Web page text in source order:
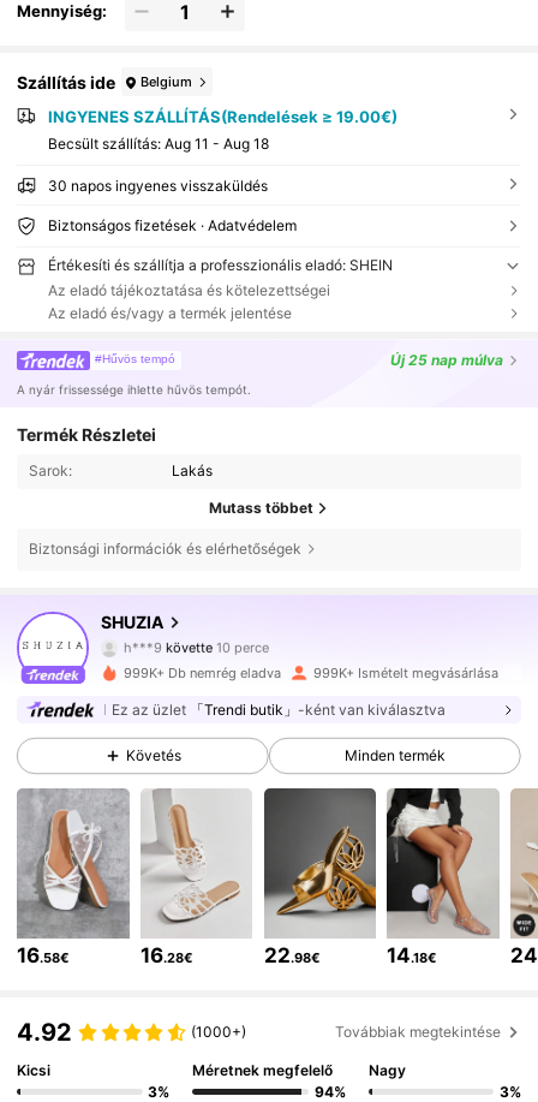
Mennyiség:
Szállítás ide Belgium
INGYENES SZÁLLÍTÁS(Rendelések ≥ 19.00€)
Becsült szállítás: Aug 11 - Aug 18
30 napos ingyenes visszaküldés
Biztonságos fizetések · Adatvédelem
Értékesíti és szállítja a professzionális eladó: SHEIN
Az eladó tájékoztatása és kötelezettségei
Az eladó és/vagy a termék jelentése
#Hűvös tempó Új25 nap múlva
A nyár frissessége ihlette hűvös tempót.
Termék Részletei
Sarok: Lakás
Mutass többet
Biztonsági információk és elérhetőségek
SHUZIA
h***9követte
o***6 böngészik
4.84
770K Követők
4.84 770K Követők
4.84 770K Követők
770K Követők
770K Követők
999K+ Db nemrég eladva 999K+ Ismételt megvásárlása
Ez az üzlet 「Trendi butik」 -ként van kiválasztva
Követés Minden termék
16.58€ 16.28€ 22.98€ 14.18€ 24
4.92 (1000+) Továbbiak megtekintése
Kicsi
3%
Méretnek megfelelő
94%
Nagy
3%